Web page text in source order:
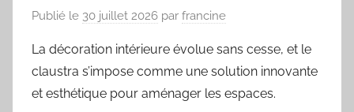
Publié le 30 juillet 2026 par francine
La décoration intérieure évolue sans cesse, et le
claustra s’impose comme une solution innovante
et esthétique pour aménager les espaces.